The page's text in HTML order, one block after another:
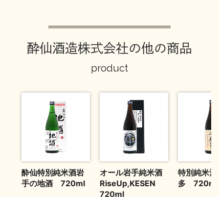
酔仙酒造株式会社の他の商品
product
酔仙特別純米酒岩
手の地酒 720ml
オール岩手純米酒
RiseUp,KESEN
720ml
特別純米酒
多 720ml